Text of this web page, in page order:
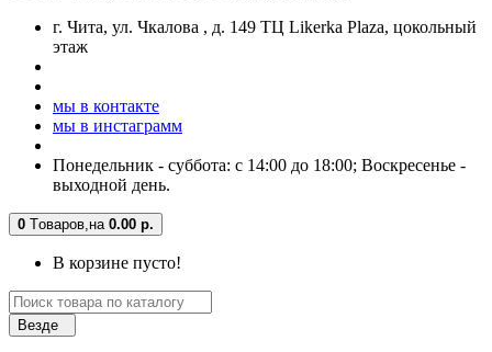
г. Чита, ул. Чкалова , д. 149 ТЦ Likerka Plaza, цокольный
этаж
мы в контакте
мы в инстаграмм
Понедельник - суббота: с 14:00 до 18:00; Воскресенье -
выходной день.
0 Tоваров, на 0.00 р.
В корзине пусто!
Везде